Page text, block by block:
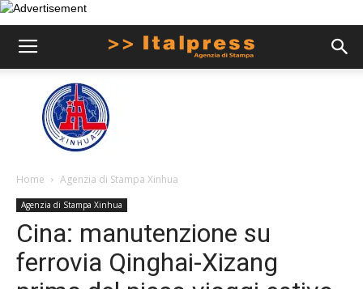
Home Agenzia di Stampa Xinhua
Agenzia di Stampa Xinhua
Cina: manutenzione su
ferrovia Qinghai-Xizang